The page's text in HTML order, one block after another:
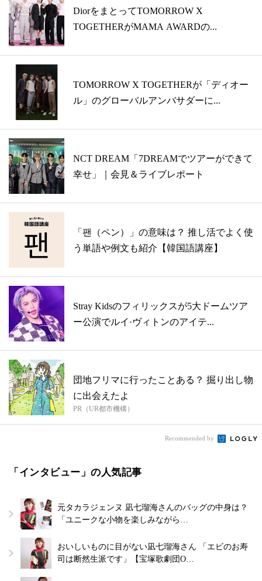
DiorをまとってTOMORROW X
TOGETHERがMAMA AWARDの...
TOMORROW X TOGETHERが「ディオー
ル」のグローバルアンバサダーに...
NCT DREAM「7DREAMでツアーができて
幸せ」｜会見＆ライブレポート
「팬（ペン）」の意味は？ 推し活でよく使
う単語や例文も紹介【韓国語講座】
Stray Kidsのフィリックスが5大ドームツア
ー公演でルイ·ヴィトンのアイテ...
団地フリマに行ったことある？ 掘り出し物
に出会えたよ
PR（UR都市機構）
Recommended by
「インタビュー」の人気記事
元タカラジェンヌ 凪七瑠海さんのバッグの中身は？
「ユニークな小物を楽しみながら…
おいしいものに目がない凪七瑠海さん 「エビのお寿
司は断然生派です」【宝塚歌劇団O…